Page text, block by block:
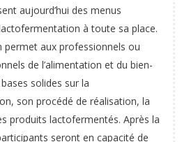
aujourd’hui des menus
à toute sa place.
aux professionnels ou
de l’alimentation et du bien-
solides sur la
son procédé de réalisation, la
produits lactofermentés. Après la
seront en capacité de